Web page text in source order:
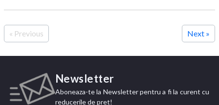
« Previous Next »
Newsletter
Aboneaza-te la Newsletter pentru a fi la curent cu
reducerile de pret!